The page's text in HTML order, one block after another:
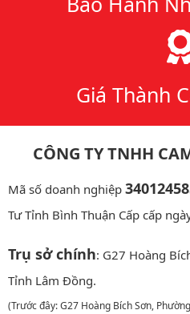
Giá Thành
CÔNG TY TNHH
Mã số doanh nghiệp
Tư Tỉnh Bình Thuận Cấp cấp
Trụ sở chính: G27 Hoàng
Tỉnh Lâm Đồng.
(Trước đây: G27 Hoàng Bích Sơn,